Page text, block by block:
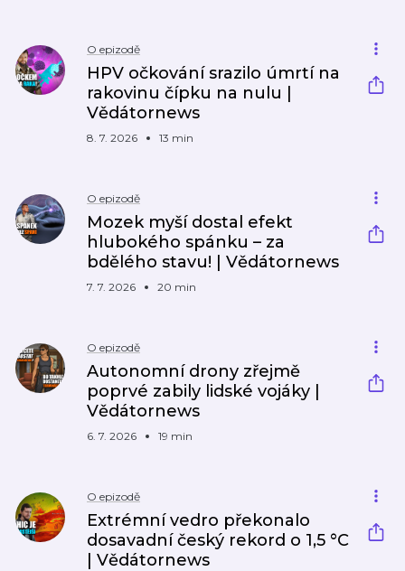
O epizodě
HPV očkování srazilo úmrtí na
rakovinu čípku na nulu |
Vědátornews
8. 7. 2026 13 min
O epizodě
Mozek myší dostal efekt
hlubokého spánku – za
bdělého stavu! | Vědátornews
7. 7. 2026 20 min
O epizodě
Autonomní drony zřejmě
poprvé zabily lidské vojáky |
Vědátornews
6. 7. 2026 19 min
O epizodě
Extrémní vedro překonalo
dosavadní český rekord o 1,5 °C
| Vědátornews